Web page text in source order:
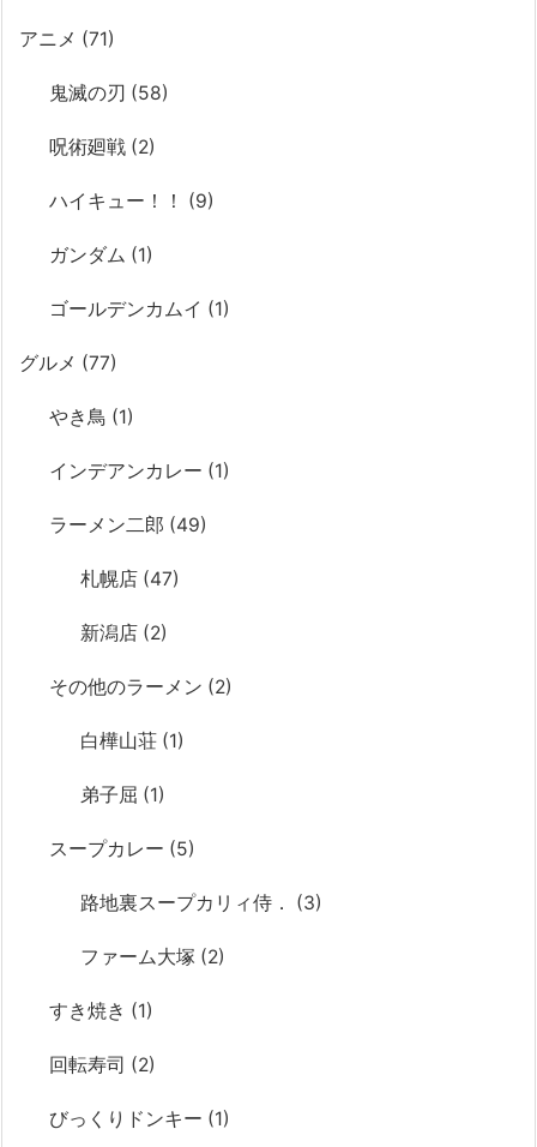
アニメ (71)
鬼滅の刃 (58)
呪術廻戦 (2)
ハイキュー！！ (9)
ガンダム (1)
ゴールデンカムイ (1)
グルメ (77)
やき鳥 (1)
インデアンカレー (1)
ラーメン二郎 (49)
札幌店 (47)
新潟店 (2)
その他のラーメン (2)
白樺山荘 (1)
弟子屈 (1)
スープカレー (5)
路地裏スープカリィ侍． (3)
ファーム大塚 (2)
すき焼き (1)
回転寿司 (2)
びっくりドンキー (1)